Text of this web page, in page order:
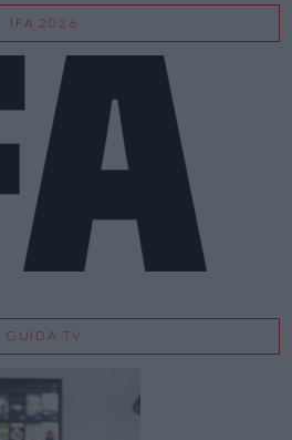
IFA 2026
GUIDA TV